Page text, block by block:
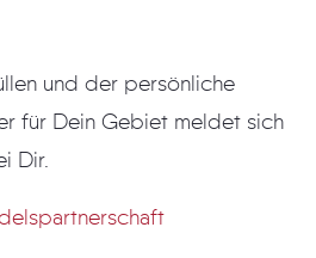
und der persönliche
Dir.